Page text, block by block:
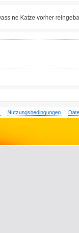
ne Katze vorher
Nutzungsbedingungen